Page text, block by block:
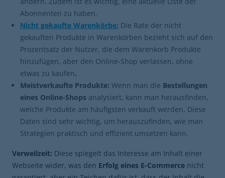
Abonnenten zu haben.
Nicht gekaufte Warenkörbe: Die Rate der nicht
gekauften Produkte in Warenkörben bezieht sich auf den
Prozentsatz der Nutzer, die dem Warenkorb Produkte
hinzufügen, aber den Online-Shop verlassen, ohne
etwas zu kaufen.
Meistverkaufte Produkte: Wenn man die Bestellungen
eines Online-Shops analysiert, kann man herausfinden,
welche Produkte am häufigsten verkauft werden. Diese
Daten sind sehr wichtig, um herauszufinden, wie man
Strategien praktisch und effizient umsetzen kann.
Verweilzeit: Diese spiegelt das Interesse am Inhalt einer
Webseite wider, was den Erfolg eines E-Commerce nicht